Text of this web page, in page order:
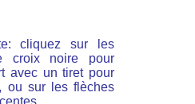
cliquez sur les
croix noire pour
avec un tiret pour
ou sur les flèches